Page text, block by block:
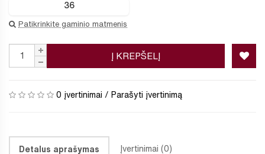
36
Patikrinkite gaminio matmenis
Į KREPŠELĮ
0 įvertinimai / Parašyti įvertinimą
Detalus aprašymas Įvertinimai (0)